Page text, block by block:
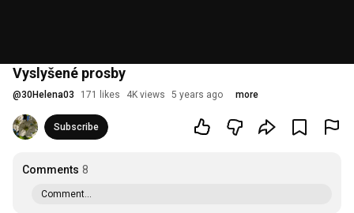
Vyslyšené prosby
@30Helena03 171 likes 4K views 5 years ago more
Subscribe
Comments 8
Comment...